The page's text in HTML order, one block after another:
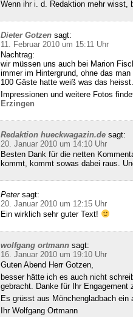
Wenn ihr i. d. Redaktion mehr wisst,
Dieter Gotzen sagt:
11. Februar 2010 um 15:11 Uhr
Nachtrag:
wir müssen uns auch bei Marion
immer im Hintergrund, ohne das
100 Gäste hatte weiß was das heisst.
Impressionen und weitere Fotos
Erzingen
Redaktion hueckwagazin.de sagt:
20. Januar 2010 um 14:10 Uhr
Besten Dank für die netten
kommt, kommt sowas dabei raus.
Peter sagt:
20. Januar 2010 um 12:15 Uhr
Ein wirklich sehr guter Text!
wolfgang ortmann sagt:
16. Januar 2010 um 19:10 Uhr
Guten Abend Herr Gotzen,
besser hätte ich es auch nicht
gebracht. Danke für Ihr Engagement
Es grüsst aus Mönchengladbach ein
Ihr Wolfgang Ortmann